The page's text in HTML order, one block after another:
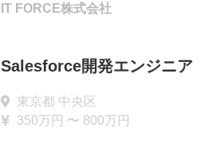
IT FORCE株式会社
Salesforce開発エンジニア
東京都 中央区
350万円 〜 800万円